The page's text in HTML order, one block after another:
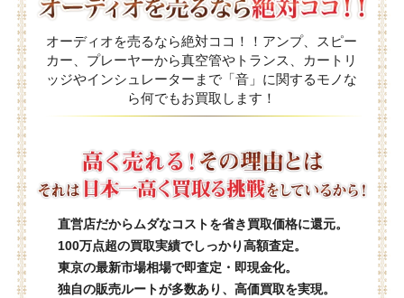
オーディオを売るなら絶対ココ！！アンプ、スピー
カー、プレーヤーから真空管やトランス、カートリ
ッジやインシュレーターまで「音」に関するモノな
ら何でもお買取します！
直営店だからムダなコストを省き買取価格に還元。
100万点超の買取実績でしっかり高額査定。
東京の最新市場相場で即査定・即現金化。
独自の販売ルートが多数あり、高価買取を実現。